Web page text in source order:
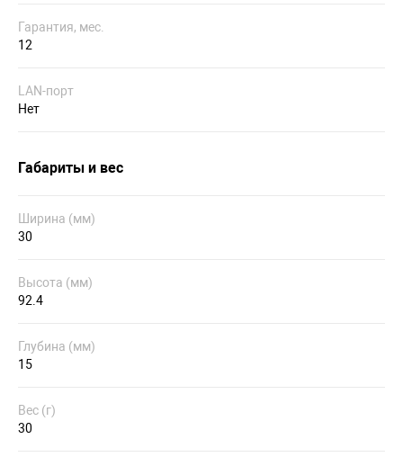
Гарантия, мес.
12
LAN-порт
Нет
Габариты и вес
Ширина (мм)
30
Высота (мм)
92.4
Глубина (мм)
15
Вес (г)
30